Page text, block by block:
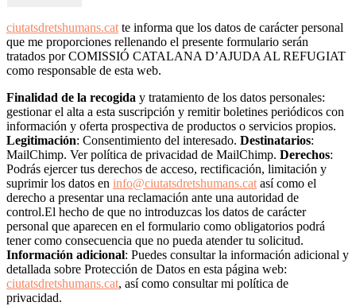
ciutatsdretshumans.cat te informa que los datos de carácter personal
que me proporciones rellenando el presente formulario serán
tratados por COMISSIÓ CATALANA D’AJUDA AL REFUGIAT
como responsable de esta web.
Finalidad de la recogida y tratamiento de los datos personales:
gestionar el alta a esta suscripción y remitir boletines periódicos con
información y oferta prospectiva de productos o servicios propios.
Legitimación: Consentimiento del interesado. Destinatarios:
MailChimp. Ver política de privacidad de MailChimp. Derechos:
Podrás ejercer tus derechos de acceso, rectificación, limitación y
suprimir los datos en info@ciutatsdretshumans.cat así como el
derecho a presentar una reclamación ante una autoridad de
control.El hecho de que no introduzcas los datos de carácter
personal que aparecen en el formulario como obligatorios podrá
tener como consecuencia que no pueda atender tu solicitud.
Información adicional: Puedes consultar la información adicional y
detallada sobre Protección de Datos en esta página web:
ciutatsdretshumans.cat, así como consultar mi política de
privacidad.